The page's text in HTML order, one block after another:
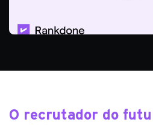
O recrutador do